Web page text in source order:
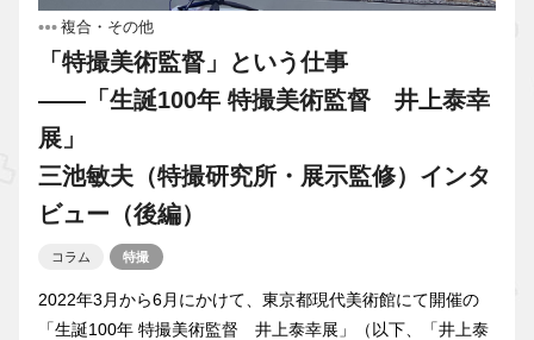
複合・その他
「特撮美術監督」という仕事
――「生誕100年 特撮美術監督 井上泰幸
展」
三池敏夫（特撮研究所・展示監修）インタ
ビュー（後編）
コラム 特撮
2022年3月から6月にかけて、東京都現代美術館にて開催の
「生誕100年 特撮美術監督 井上泰幸展」（以下、「井上泰